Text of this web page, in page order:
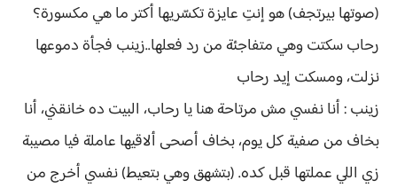
(صوتها بيرتجف) هو إنتِ عايزة تكسّريها أكتر ما هي مكسورة؟
رحاب سكتت وهي متفاجئة من رد فعلها..زينب فجأة دموعها
نزلت، ومسكت إيد رحاب
زينب : أنا نفسي مش مرتاحة هنا يا رحاب، البيت ده خانقني، أنا
بخاف من صفية كل يوم، بخاف أصحى ألاقيها عاملة فيا مصيبة
زي اللي عملتها قبل كده. (بتشهق وهي بتعيط) نفسي أخرج من